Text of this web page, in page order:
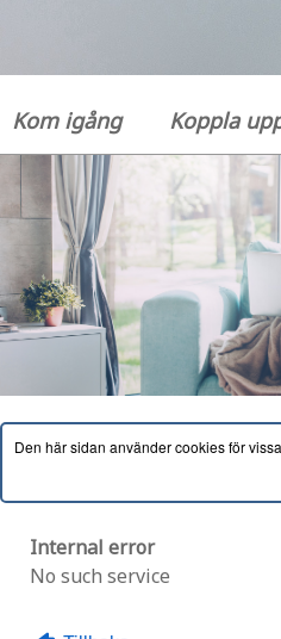
Kom igång Koppla
Den här sidan använder cookies för
Internal error
No such service